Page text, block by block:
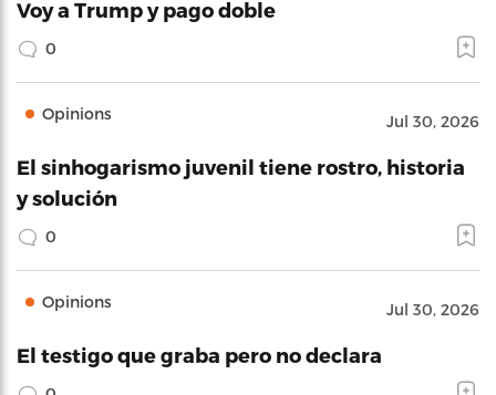
Voy a Trump y pago doble
0
Opinions Jul 30, 2026
El sinhogarismo juvenil tiene rostro, historia
y solución
0
Opinions Jul 30, 2026
El testigo que graba pero no declara